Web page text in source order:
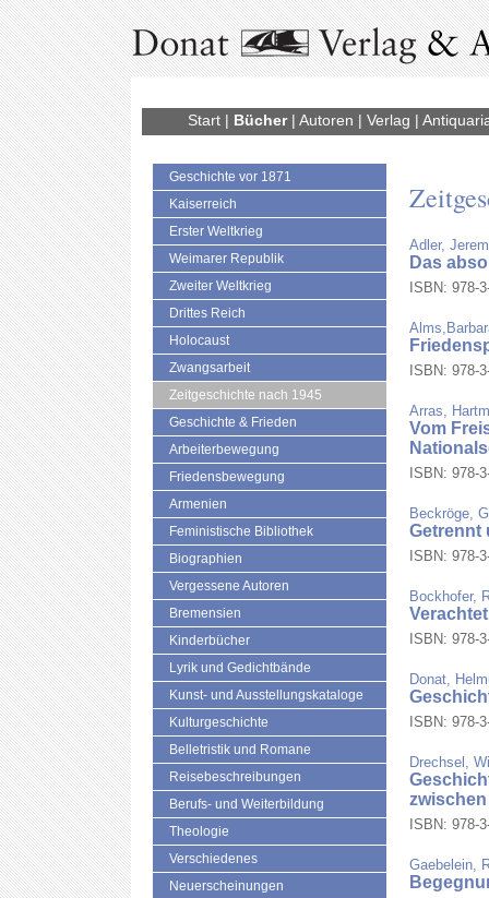
Start| Bücher| Autoren | Verlag |
Geschichte vor 1871
Kaiserreich
Erster Weltkrieg
Weimarer Republik
Zweiter Weltkrieg
Drittes Reich
Holocaust
Zwangsarbeit
Zeitgeschichte nach 1945
Geschichte & Frieden
Arbeiterbewegung
Friedensbewegung
Armenien
Feministische Bibliothek
Biographien
Vergessene Autoren
Bremensien
Kinderbücher
Lyrik und Gedichtbände
Kunst- und Ausstellungskataloge
Kulturgeschichte
Belletristik und Romane
Reisebeschreibungen
Berufs- und Weiterbildung
Theologie
Verschiedenes
Neuerscheinungen
Adler,
Das
ISBN: 978-
ISBN: 978-
Arras,
Vom
ISBN: 978-
Beckröge,
Getrennt
ISBN: 978-
Bockhofer,
ISBN: 978-
Donat,
ISBN: 978-
Drechsel,
zwischen
ISBN: 978-
Gaebelein,